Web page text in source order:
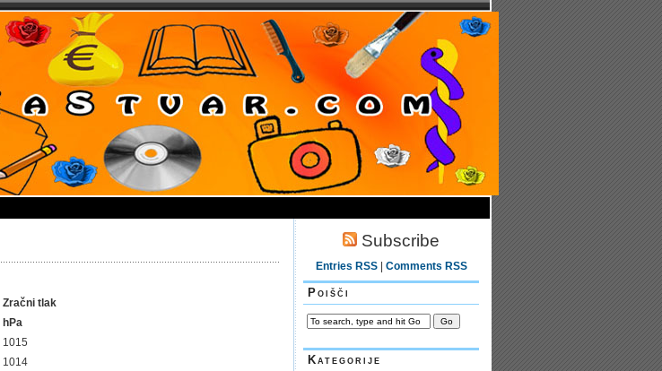
Zračni tlak
hPa
1015
1014
Subscribe
Entries RSS| Comments RSS
Poišči
Kategorije